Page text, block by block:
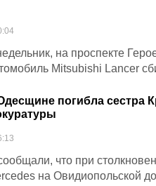
на проспекте
Mitsubishi Lancer
погибла сестра
что при
на Овидиопольской